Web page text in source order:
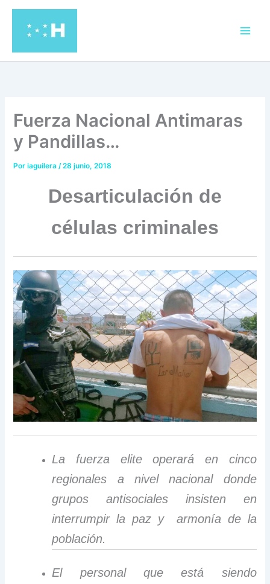
contenido
Fuerza Nacional Antimaras
y Pandillas…
Poriaguilera/28 junio, 2018
Desarticulación de
células criminales
La fuerza elite operará en cinco
regionales a nivel nacional donde
grupos antisociales insisten en
interrumpir la paz y armonía de la
población.
El personal que está siendo